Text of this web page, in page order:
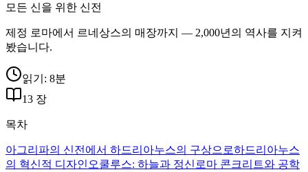
모든 신을 위한 신전
제정 로마에서 르네상스의 매장까지 — 2,000년의 역사를 지켜
봤습니다.
읽기: 8분
13 장
목차
아그리파의 신전에서 하드리아누스의 구상으로하드리아누스
의 혁신적 디자인 오쿨루스: 하늘과 정신 로마 콘크리트와 공학